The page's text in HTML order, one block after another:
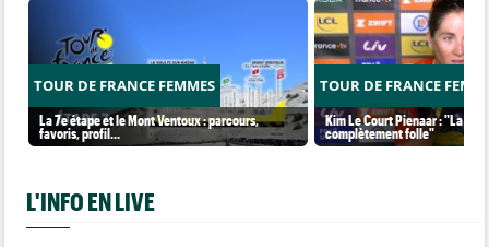
TOUR DE FRANCE FEMMES
La 7e étape et le Mont Ventoux : parcours,
favoris, profil…
TOUR DE FRANCE
Kim Le Court Pienaar : "La
complètement folle"
L'INFO EN LIVE